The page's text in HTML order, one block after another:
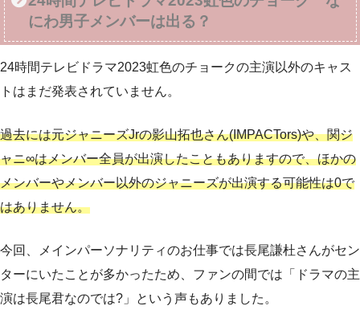
にわ男子メンバーは出る？
24時間テレビドラマ2023虹色のチョークの主演以外のキャス
トはまだ発表されていません。
過去には元ジャニーズJrの影山拓也さん(IMPACTors)や、関ジ
ャニ∞はメンバー全員が出演したこともありますので、ほかの
メンバーやメンバー以外のジャニーズが出演する可能性は0で
はありません。
今回、メインパーソナリティのお仕事では長尾謙杜さんがセン
ターにいたことが多かったため、ファンの間では「ドラマの主
演は長尾君なのでは?」という声もありました。